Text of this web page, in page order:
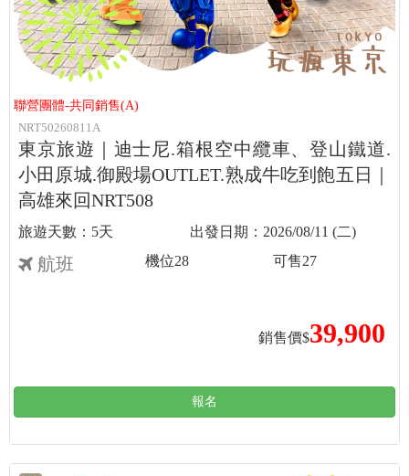
聯營團體-共同銷售(A)
NRT50260811A
東京旅遊｜迪士尼.箱根空中纜車、登山鐵道.
小田原城.御殿場OUTLET.熟成牛吃到飽五日｜
高雄來回NRT508
5天 2026/08/11 (二)
航班
銷售價$39,900
機位28 可售27
報名